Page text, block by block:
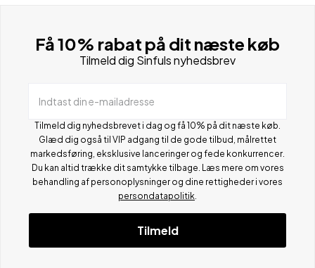
Få 10% rabat på dit næste køb
Tilmeld dig Sinfuls nyhedsbrev
Indtast din e-mailadresse
Tilmeld dig nyhedsbrevet i dag og få 10% på dit næste køb.
Glæd dig også til VIP adgang til de gode tilbud, målrettet
markedsføring, eksklusive lanceringer og fede konkurrencer.
Du kan altid trække dit samtykke tilbage. Læs mere om vores
behandling af personoplysninger og dine rettigheder i vores
persondatapolitik
Tilmeld